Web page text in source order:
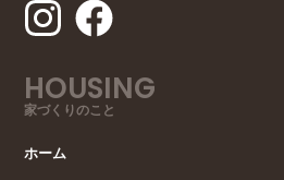
（3）公衆衛生の向上または児
（4）国の機関もしくは地方公
して協力する必要がある場合で
HOUSING
家づくりのこと
ホーム